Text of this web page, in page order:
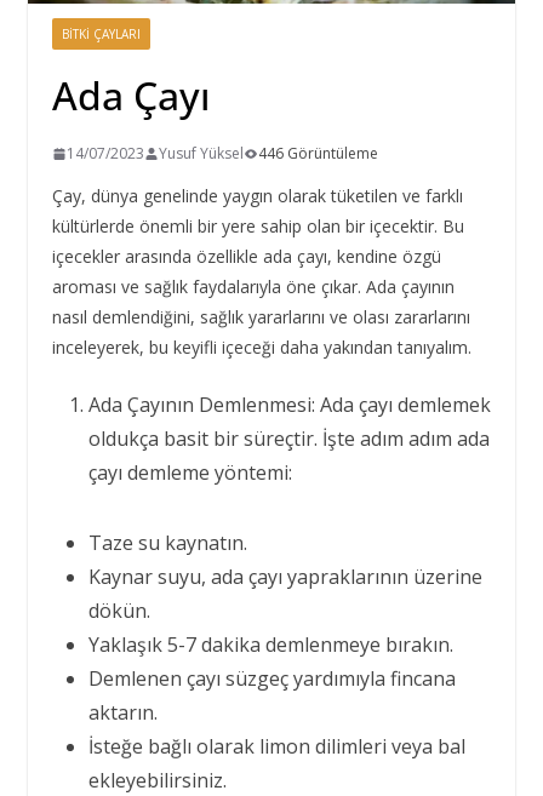
BITKI ÇAYLARI
Ada Çayı
14/07/2023 Yusuf Yüksel 446 Görüntüleme
Çay, dünya genelinde yaygın olarak tüketilen ve farklı
kültürlerde önemli bir yere sahip olan bir içecektir. Bu
içecekler arasında özellikle ada çayı, kendine özgü
aroması ve sağlık faydalarıyla öne çıkar. Ada çayının
nasıl demlendiğini, sağlık yararlarını ve olası zararlarını
inceleyerek, bu keyifli içeceği daha yakından tanıyalım.
Ada Çayının Demlenmesi: Ada çayı demlemek
oldukça basit bir süreçtir. İşte adım adım ada
çayı demleme yöntemi:
Taze su kaynatın.
Kaynar suyu, ada çayı yapraklarının üzerine
dökün.
Yaklaşık 5-7 dakika demlenmeye bırakın.
Demlenen çayı süzgeç yardımıyla fincana
aktarın.
İsteğe bağlı olarak limon dilimleri veya bal
ekleyebilirsiniz.